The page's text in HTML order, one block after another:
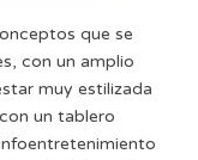
que se
con un amplio
muy estilizada
un tablero